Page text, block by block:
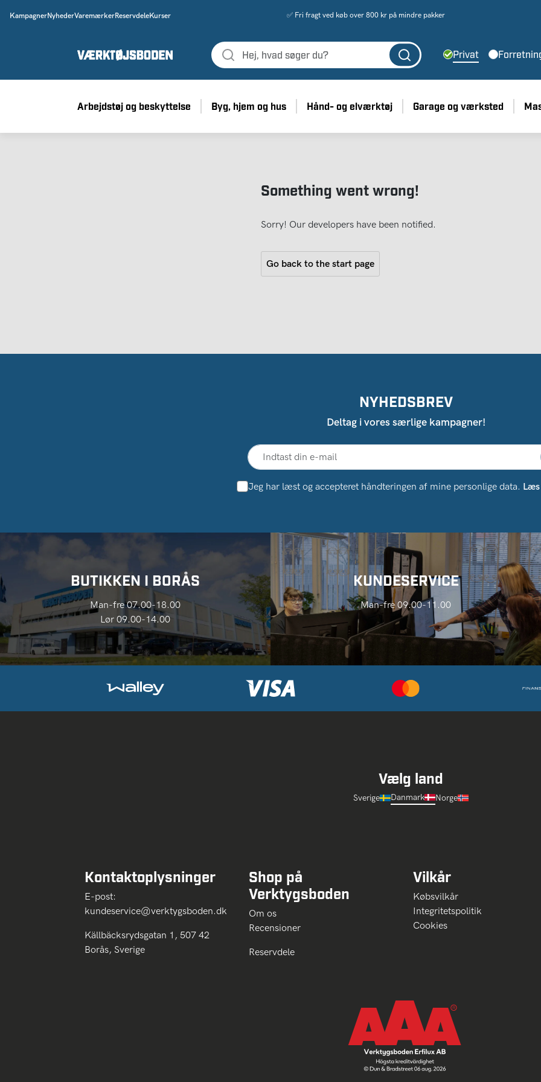
KampagnerNyhederVaremærkerReservdeleKurser ✅ Fri fragt ved køb over 800 kr på mindre pakker
Privat
Arbejdstøj og beskyttelse Byg, hjem og hus Hånd- og elværktøj Garage og værksted
Something went wrong!
Sorry! Our developers have been notified.
Go back to the start page
NYHEDSBREV
Deltag i vores særlige kampagner!
Jeg har læst og accepteret håndteringen af ​​mine personlige data.
BUTIKKEN I BORÅS
Man-fre 07.00-18.00
Lør 09.00-14.00
KUNDESERVICE
Man-fre 09.00-11.00
Vælg land
Sverige Danmark Norge
Kontaktoplysninger
E-post:
kundeservice@verktygsboden.dk
Källbäcksrydsgatan 1, 507 42
Borås, Sverige
Shop på
Verktygsboden
Om os
Recensioner
Reservdele
Vilkår
Købsvilkår
Integritetspolitik
Cookies